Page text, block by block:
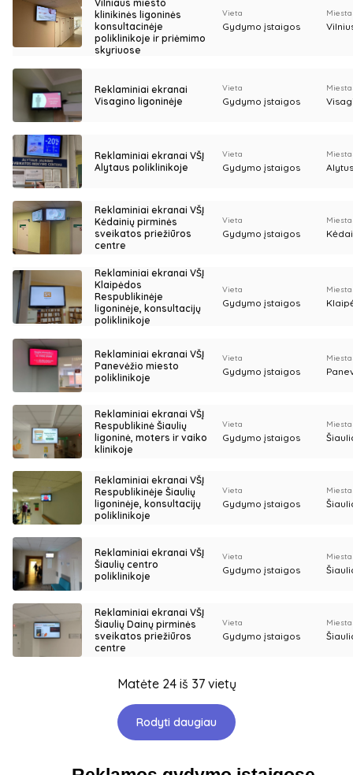
Vilniaus miesto
klinikinės ligoninės
konsultacinėje
poliklinikoje ir priėmimo
skyriuose
Vieta
Gydymo įstaigos
Reklaminiai ekranai
Visagino ligoninėje
Vieta
Gydymo įstaigos
Reklaminiai ekranai VŠĮ
Alytaus poliklinikoje
Vieta
Gydymo įstaigos
Reklaminiai ekranai VŠĮ
Kėdainių pirminės
sveikatos priežiūros
centre
Vieta
Gydymo įstaigos
Reklaminiai ekranai VŠĮ
Klaipėdos
Respublikinėje
ligoninėje, konsultacijų
poliklinikoje
Vieta
Gydymo įstaigos
Reklaminiai ekranai VŠĮ
Panevėžio miesto
poliklinikoje
Vieta
Gydymo įstaigos
Reklaminiai ekranai VŠĮ
Respublikinė Šiaulių
ligoninė, moters ir vaiko
klinikoje
Vieta
Gydymo įstaigos
Reklaminiai ekranai VŠĮ
Respublikinėje Šiaulių
ligoninėje, konsultacijų
poliklinikoje
Vieta
Gydymo įstaigos
Reklaminiai ekranai VŠĮ
Šiaulių centro
poliklinikoje
Vieta
Gydymo įstaigos
Reklaminiai ekranai VŠĮ
Šiaulių Dainų pirminės
sveikatos priežiūros
centre
Vieta
Gydymo įstaigos
Matėte 24 iš 37 vietų
Rodyti daugiau